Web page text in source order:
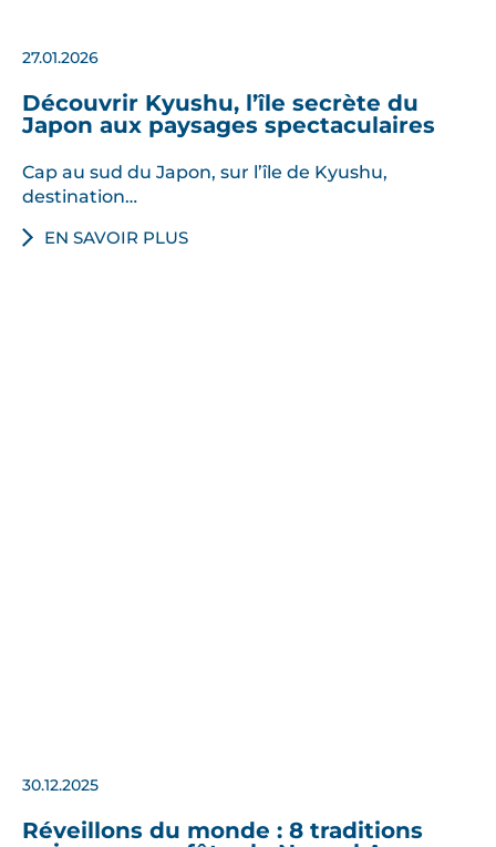
27.01.2026
Découvrir Kyushu, l’île secrète du
Japon aux paysages spectaculaires
Cap au sud du Japon, sur l’île de Kyushu,
destination…
EN SAVOIR PLUS
30.12.2025
Réveillons du monde : 8 traditions